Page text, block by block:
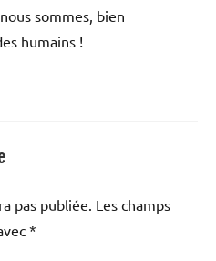
sommes, bien
humains !
pas publiée. Les champs
*